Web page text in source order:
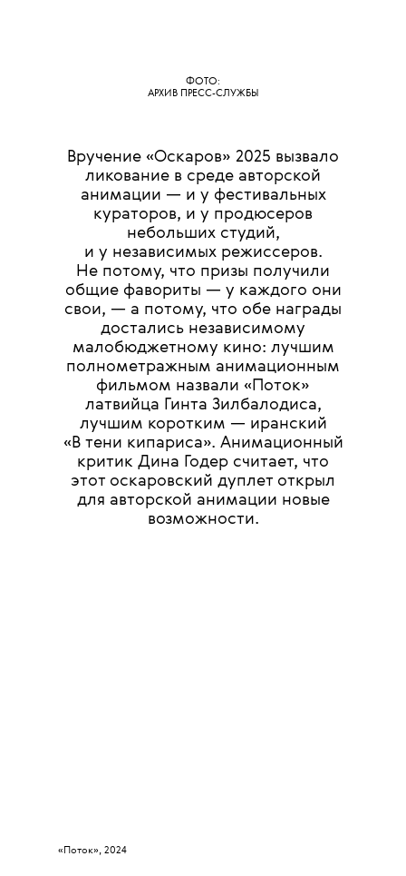
ФОТО:
АРХИВ ПРЕСС-СЛУЖБЫ
Вручение «Оскаров» 2025 вызвало
ликование в среде авторской
анимации — и у фестивальных
кураторов, и у продюсеров
небольших студий,
и у независимых режиссеров.
Не потому, что призы получили
общие фавориты — у каждого они
свои, — а потому, что обе награды
достались независимому
малобюджетному кино: лучшим
полнометражным анимационным
фильмом назвали «Поток»
латвийца Гинта Зилбалодиса,
лучшим коротким — иранский
«В тени кипариса». Анимационный
критик Дина Годер считает, что
этот оскаровский дуплет открыл
для авторской анимации новые
возможности.
«Поток», 2024